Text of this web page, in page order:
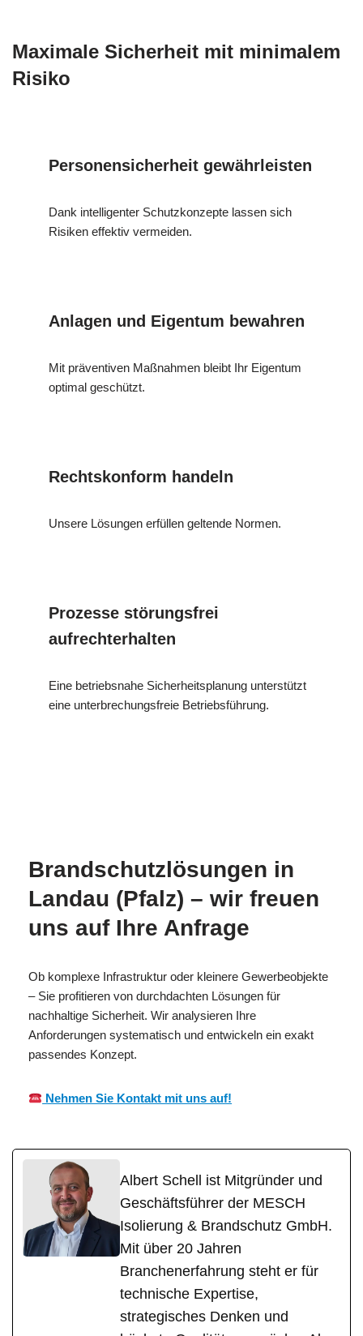
Maximale Sicherheit mit minimalem
Risiko
Personensicherheit gewährleisten
Dank intelligenter Schutzkonzepte lassen sich
Risiken effektiv vermeiden.
Anlagen und Eigentum bewahren
Mit präventiven Maßnahmen bleibt Ihr Eigentum
optimal geschützt.
Rechtskonform handeln
Unsere Lösungen erfüllen geltende Normen.
Prozesse störungsfrei
aufrechterhalten
Eine betriebsnahe Sicherheitsplanung unterstützt
eine unterbrechungsfreie Betriebsführung.
Brandschutzlösungen in
Landau (Pfalz) – wir freuen
uns auf Ihre Anfrage
Ob komplexe Infrastruktur oder kleinere Gewerbeobjekte
– Sie profitieren von durchdachten Lösungen für
nachhaltige Sicherheit. Wir analysieren Ihre
Anforderungen systematisch und entwickeln ein exakt
passendes Konzept.
Nehmen Sie Kontakt mit uns auf!
Albert Schell ist Mitgründer und
Geschäftsführer der MESCH
Isolierung & Brandschutz GmbH.
Mit über 20 Jahren
Branchenerfahrung steht er für
technische Expertise,
strategisches Denken und